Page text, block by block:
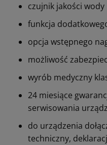
czujnik jakości wody
funkcja
opcja wstępnego
możliwość
wyrób medyczny
24 miesiące
serwisowania
do urządzenia
techniczny,